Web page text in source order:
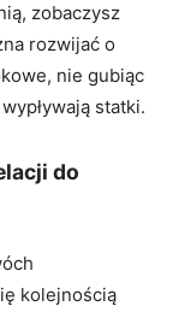
zobaczysz
rozwijać o
nie gubiąc
statki.
do
kolejnością